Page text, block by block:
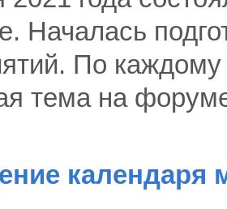
Началась
По
тема на
календаря